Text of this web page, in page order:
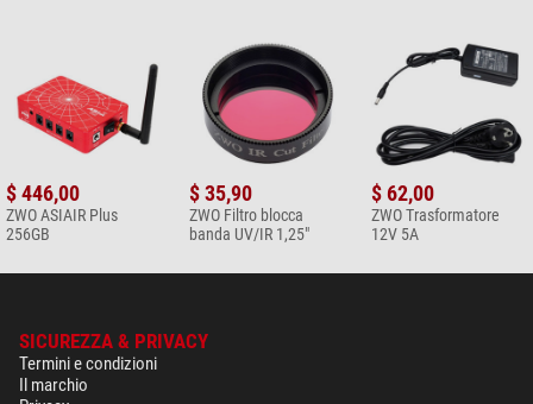
$ 446,00
ZWO ASIAIR Plus
256GB
$ 35,90
ZWO Filtro blocca
banda UV/IR 1,25"
$ 62,00
ZWO Trasformatore
12V 5A
SICUREZZA & PRIVACY
Termini e condizioni
Il marchio